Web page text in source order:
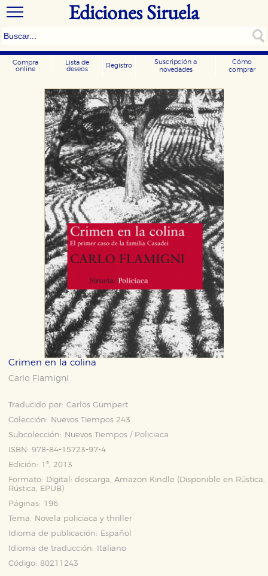
Ediciones Siruela
Compra
online
Lista de
deseos
Registro
Suscripción a
novedades
Cómo
comprar
Crimen en la colina
Carlo Flamigni
Traducido por: Carlos Gumpert
Colección:
Nuevos Tiempos 243
Subcolección:
Nuevos Tiempos / Policiaca
ISBN: 978-84-15723-97-4
Edición: 1ª, 2013
Formato:
Digital: descarga, Amazon Kindle (Disponible en Rústica,
Rústica, EPUB)
Páginas: 196
Tema:
Novela policiaca y thriller
Idioma de publicación:
Español
Idioma de traducción:
Italiano
Código: 80211243